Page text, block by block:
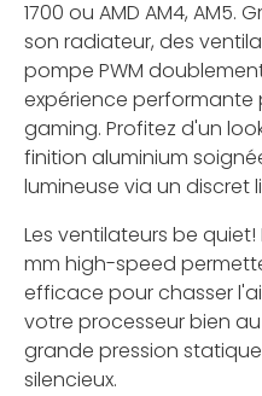
1700 ou AMD AM4,
son radiateur, des
pompe PWM
expérience performante
gaming. Profitez d'un
finition aluminium
lumineuse via un discret
Les ventilateurs be quiet!
mm high-speed
efficace pour chasser
votre processeur bien
grande pression
silencieux.